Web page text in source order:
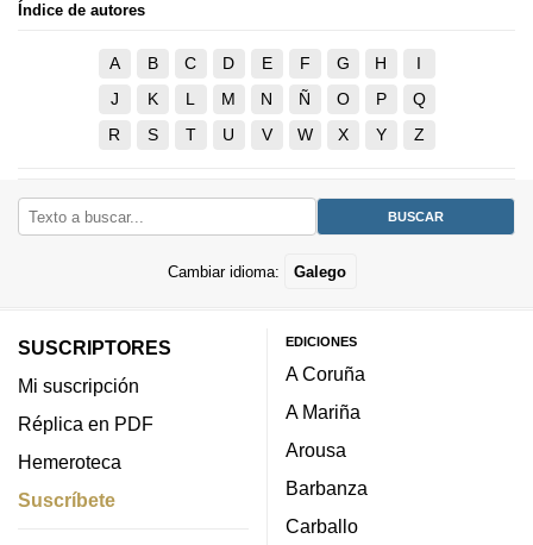
Índice de autores
A B C D E F G H
I
J
K L M N Ñ O P
Q
R
S T U V W X Y Z
Cambiar idioma: Galego
SUSCRIPTORES
Mi suscripción
Réplica en PDF
Hemeroteca
Suscríbete
EDICIONES
A Coruña
A Mariña
Arousa
Barbanza
Carballo